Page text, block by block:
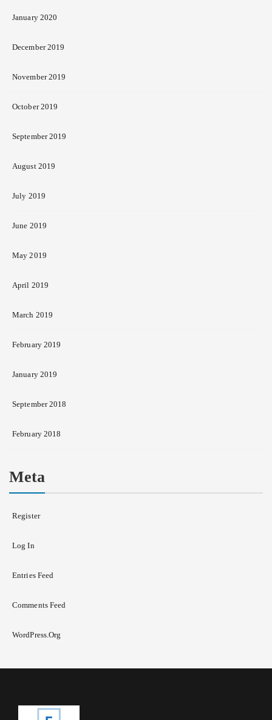
January 2020
December 2019
November 2019
October 2019
September 2019
August 2019
July 2019
June 2019
May 2019
April 2019
March 2019
February 2019
January 2019
September 2018
February 2018
Meta
Register
Log In
Entries Feed
Comments Feed
WordPress.org